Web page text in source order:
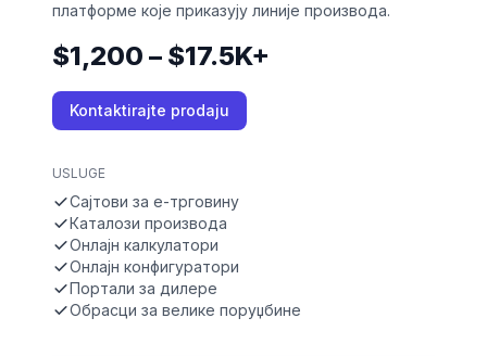
платформе које приказују линије производа.
$1,200 – $17.5K+
Kontaktirajte prodaju
USLUGE
Сајтови за е-трговину
Каталози производа
Онлајн калкулатори
Онлајн конфигуратори
Портали за дилере
Обрасци за велике поруџбине